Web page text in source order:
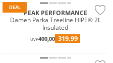
DEAL
PEAK PERFORMANCE
Damen Parka Treeline HIPE® 2L
Insulated
UVP400,00 319,99